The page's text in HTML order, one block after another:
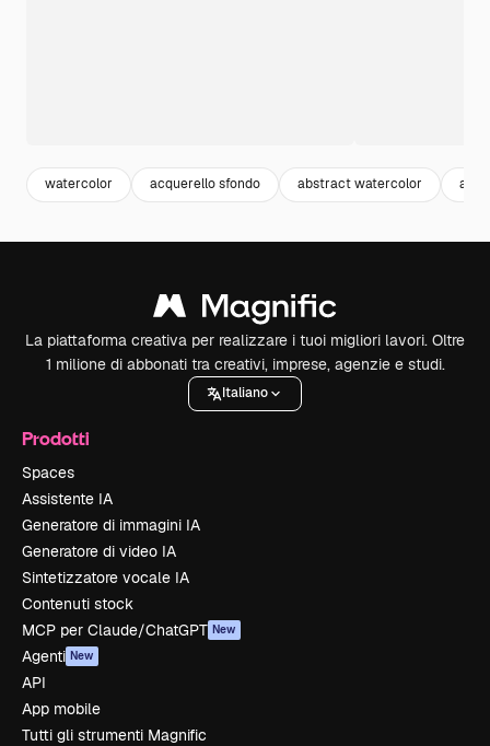
watercolor acquerello sfondo abstract watercolor
La piattaforma creativa per realizzare i tuoi migliori lavori. Oltre
1 milione di abbonati tra creativi, imprese, agenzie e studi.
Italiano
Prodotti
Spaces
Assistente IA
Generatore di immagini IA
Generatore di video IA
Sintetizzatore vocale IA
Contenuti stock
MCP per Claude/ChatGPT New
Agenti New
API
App mobile
Tutti gli strumenti Magnific